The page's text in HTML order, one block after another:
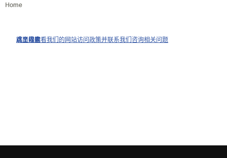
点击以查看我们的网站访问政策并联系我们咨询相关问题
跳至导航
跳至内容
跳至搜索
Home